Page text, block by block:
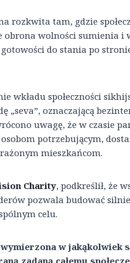
rozkwita tam, gdzie
obrona wolności sumienia i
do stania po
wkładu społeczności
„seva”, oznaczającą
uwagę, że w czasie
potrzebującym,
mieszkańcom.
Charity, podkreślił, że
pozwala budować
celu.
w jakąkolwiek